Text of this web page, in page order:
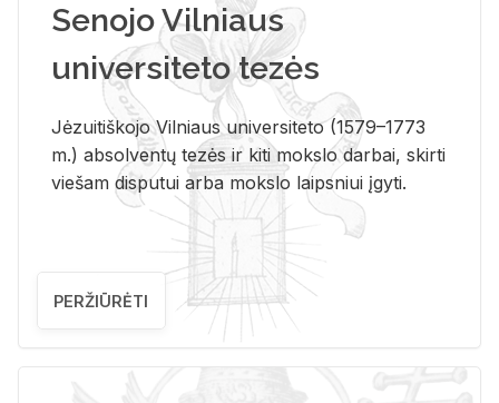
Senojo Vilniaus
universiteto tezės
Jėzuitiškojo Vilniaus universiteto (1579–1773
m.) absolventų tezės ir kiti mokslo darbai, skirti
viešam disputui arba mokslo laipsniui įgyti.
PERŽIŪRĖTI